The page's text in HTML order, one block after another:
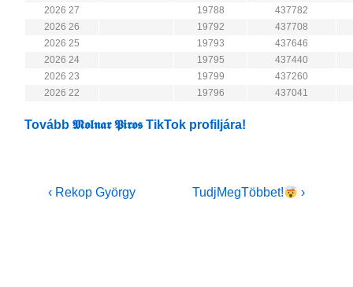
2026 27
19788
437782
2026 26
19792
437708
2026 25
19793
437646
2026 24
19795
437440
2026 23
19799
437260
2026 22
19796 437041
Tovább 𝕸𝖔𝖑𝖓𝖆𝖗 𝕻𝖎𝖗𝖔𝖘 TikTok profiljára!
Bejegyzés
Previous
‹ Rekop György
Next
TudjMegTöbbet! ›